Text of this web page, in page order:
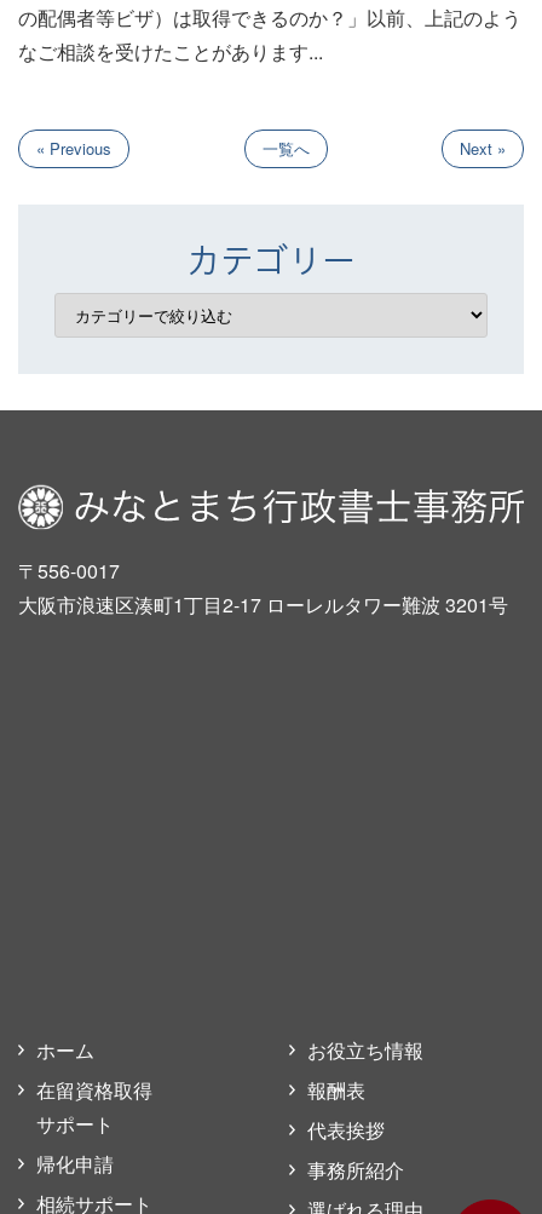
の配偶者等ビザ）は取得できるのか？」以前、上記のよう
なご相談を受けたことがあります...
« Previous 一覧へ Next »
カテゴリー
〒556-0017
大阪市浪速区湊町1丁目2-17 ローレルタワー難波 3201号
ホーム
在留資格取得
サポート
帰化申請
相続サポート
お役立ち情報
報酬表
代表挨拶
事務所紹介